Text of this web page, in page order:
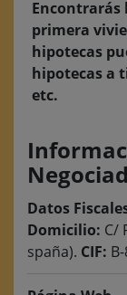
Encontrarás
primera
hipotecas
hipotecas a
etc.
Datos
Domicilio: C/
spaña). CIF: